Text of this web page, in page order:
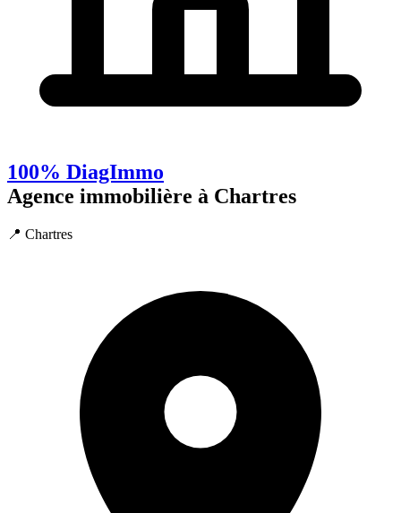
100% DiagImmo
Agence immobilière à Chartres
📍 Chartres